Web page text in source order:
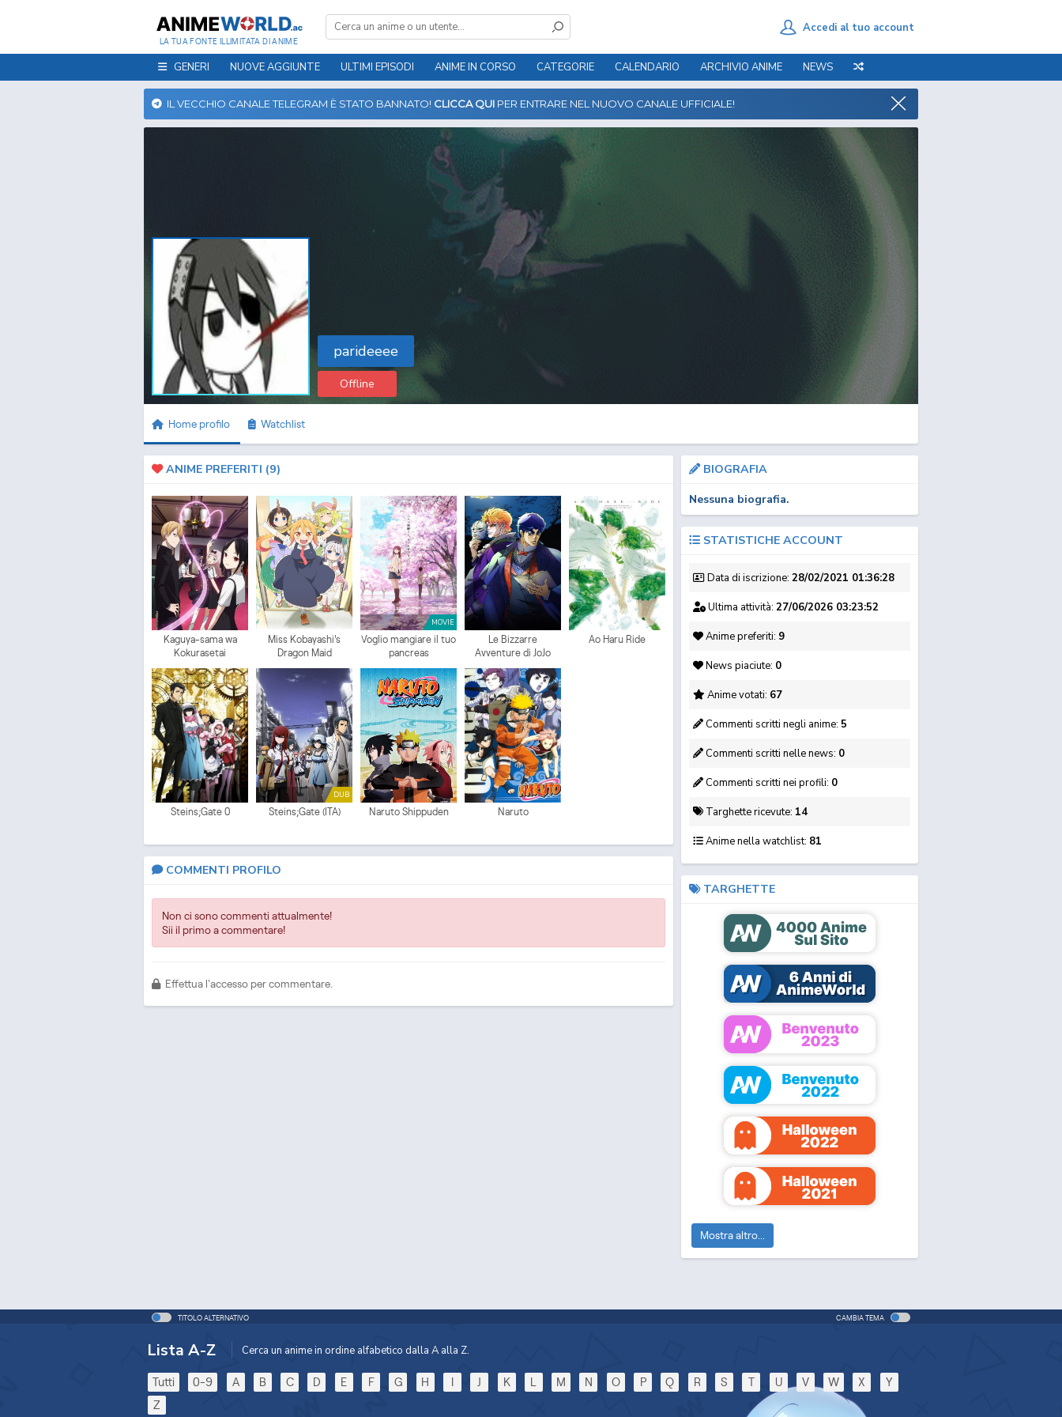
LA TUA FONTE ILLIMITATA DI ANIME
Accedi al tuo account
GENERI NUOVE AGGIUNTE ULTIMI EPISODI ANIME IN CORSO CATEGORIE CALENDARIO ARCHIVIO ANIME NEWS
IL VECCHIO CANALE TELEGRAM È STATO BANNATO! CLICCA QUI PER ENTRARE NEL NUOVO CANALE UFFICIALE!
parideeee
Offline
Home profilo Watchlist
ANIME PREFERITI (9)
Kaguya-sama wa
Kokurasetai
Miss Kobayashi's
Dragon Maid
MOVIE
Voglio mangiare il tuo
pancreas
Le Bizzarre
Avventure di JoJo
Ao Haru Ride
Steins;Gate 0
DUB
Steins;Gate (ITA) Naruto Shippuden Naruto
COMMENTI PROFILO
Non ci sono commenti attualmente!
Sii il primo a commentare!
Effettua l'accesso per commentare.
BIOGRAFIA
Nessuna biografia.
STATISTICHE ACCOUNT
Data di iscrizione: 28/02/2021 01:36:28
Ultima attività: 27/06/2026 03:23:52
Anime preferiti: 9
News piaciute: 0
Anime votati: 67
Commenti scritti negli anime: 5
Commenti scritti nelle news: 0
Commenti scritti nei profili: 0
Targhette ricevute: 14
Anime nella watchlist: 81
TARGHETTE
Mostra altro...
TITOLO ALTERNATIVO CAMBIA TEMA
Lista A-Z Cerca un anime in ordine alfabetico dalla A alla Z.
Tutti 0-9 A B C D E F G H I J K L M N O P Q R S T U V W X
Y
Z